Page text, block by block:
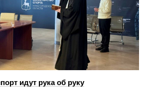
идут рука об руку